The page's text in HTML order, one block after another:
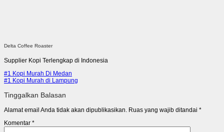
Delta Coffee Roaster
Supplier Kopi Terlengkap di Indonesia
#1 Kopi Murah Di Medan
#1 Kopi Murah di Lampung
Tinggalkan Balasan
Alamat email Anda tidak akan dipublikasikan. Ruas yang wajib ditandai *
Komentar *